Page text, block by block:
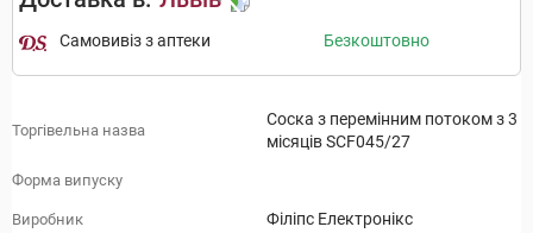
Самовивіз з аптеки Безкоштовно
Торгівельна назва
Соска з перемінним потоком з 3
місяців SCF045/27
Форма випуску
Виробник Філіпс Електронікс